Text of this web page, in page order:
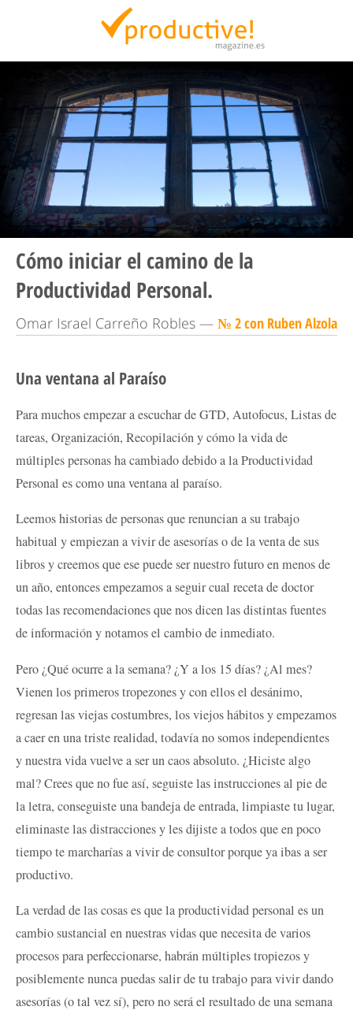
Productive Magazine
Cómo iniciar el camino de la
Productividad Personal.
Omar Israel Carreño Robles — № 2 con Ruben Alzola
Una ventana al Paraíso
Para muchos empezar a escuchar de GTD, Autofocus, Listas de
tareas, Organización, Recopilación y cómo la vida de
múltiples personas ha cambiado debido a la Productividad
Personal es como una ventana al paraíso.
Leemos historias de personas que renuncian a su trabajo
habitual y empiezan a vivir de asesorías o de la venta de sus
libros y creemos que ese puede ser nuestro futuro en menos de
un año, entonces empezamos a seguir cual receta de doctor
todas las recomendaciones que nos dicen las distintas fuentes
de información y notamos el cambio de inmediato.
Pero ¿Qué ocurre a la semana? ¿Y a los 15 días? ¿Al mes?
Vienen los primeros tropezones y con ellos el desánimo,
regresan las viejas costumbres, los viejos hábitos y empezamos
a caer en una triste realidad, todavía no somos independientes
y nuestra vida vuelve a ser un caos absoluto. ¿Hiciste algo
mal? Crees que no fue así, seguiste las instrucciones al pie de
la letra, conseguiste una bandeja de entrada, limpiaste tu lugar,
eliminaste las distracciones y les dijiste a todos que en poco
tiempo te marcharías a vivir de consultor porque ya ibas a ser
productivo.
La verdad de las cosas es que la productividad personal es un
cambio sustancial en nuestras vidas que necesita de varios
procesos para perfeccionarse, habrán múltiples tropiezos y
posiblemente nunca puedas salir de tu trabajo para vivir dando
asesorías (o tal vez sí), pero no será el resultado de una semana